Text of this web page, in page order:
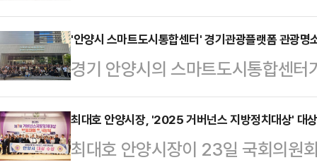
리했다.최 시장…
명시 일직동 광명무역센터에서 열
회에서는 2024년 주요사업 추진
산안, 협의회 임원 선출 등이 논의
시장은 "엄중한 시기에 협의…
를 제공하기 위해 '여권 도움창구(
다.시는 여권 신청 절차에 대한 안
종합민원실 안에 여권 도움창구를
권 신청을 위해 종합민원실을 방문
명 로마자 기재, 사진 규격 확인, 우
청 절차를 여권 도움창구에서 안내
'안양시 스마트도시통합센터' 경기관광플랫폼 관광명
경기 안양시의 스마트도시통합센
광플랫폼'을 통해 국내외에 관광명
지고 있다.24일 안양시에 따르면
(University of Santo Tomas)의
최대호 안양시장, '2025 거버넌스 지방정치대상' 대
최대호 안양시장이 23일 국회의원